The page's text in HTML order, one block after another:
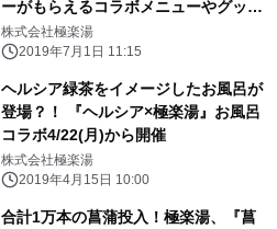
ーがもらえるコラボメニューやグッズ
などが登場
株式会社極楽湯
2019年7月1日 11:15
ヘルシア緑茶をイメージしたお風呂が
登場？！ 『ヘルシア×極楽湯』お風呂
コラボ4/22(月)から開催
株式会社極楽湯
2019年4月15日 10:00
合計1万本の菖蒲投入！極楽湯、『菖